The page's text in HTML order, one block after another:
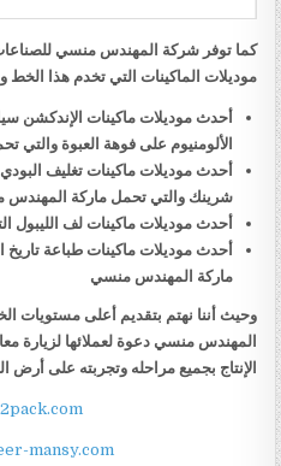
كما توفر شركة المهندس منسي
موديلات الماكينات التي تخدم هذا الخط
أحدث موديلات ماكينات الإندكشن
الألومنيوم على فوهة العبوة
أحدث موديلات ماكينات تغليف
شرينك والتي تحمل ماركة
أحدث موديلات ماكينات لف
أحدث موديلات ماكينات طباعة تاريخ
ماركة المهندس منسي
وحيث أننا نهتم بتقديم أعلى مستويات
المهندس منسي دعوة لعملائها لزيارة
الإنتاج بجميع مراحله وتجربته على أرض
mansy.com